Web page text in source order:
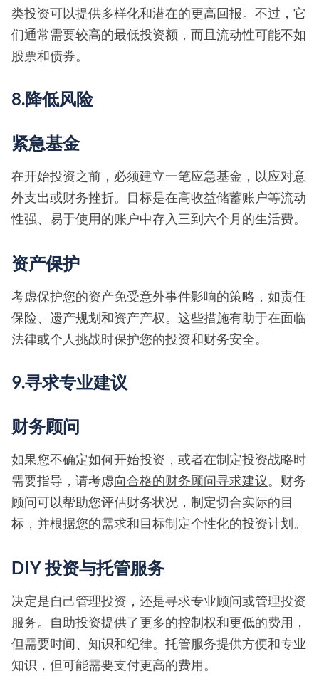
类投资可以提供多样化和潜在的更高回报。不过，它
们通常需要较高的最低投资额，而且流动性可能不如
股票和债券。
8.降低风险
紧急基金
在开始投资之前，必须建立一笔应急基金，以应对意
外支出或财务挫折。目标是在高收益储蓄账户等流动
性强、易于使用的账户中存入三到六个月的生活费。
资产保护
考虑保护您的资产免受意外事件影响的策略，如责任
保险、遗产规划和资产产权。这些措施有助于在面临
法律或个人挑战时保护您的投资和财务安全。
9.寻求专业建议
财务顾问
如果您不确定如何开始投资，或者在制定投资战略时
需要指导，请考虑向合格的财务顾问寻求建议。财务
顾问可以帮助您评估财务状况，制定切合实际的目
标，并根据您的需求和目标制定个性化的投资计划。
DIY 投资与托管服务
决定是自己管理投资，还是寻求专业顾问或管理投资
服务。自助投资提供了更多的控制权和更低的费用，
但需要时间、知识和纪律。托管服务提供方便和专业
知识，但可能需要支付更高的费用。